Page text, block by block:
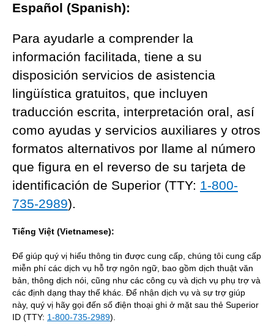
Español (Spanish):
Para ayudarle a comprender la
información facilitada, tiene a su
disposición servicios de asistencia
lingüística gratuitos, que incluyen
traducción escrita, interpretación oral, así
como ayudas y servicios auxiliares y otros
formatos alternativos por llame al número
que figura en el reverso de su tarjeta de
identificación de Superior (TTY: 1-800-
735-2989).
Tiếng Việt (Vietnamese):
Để giúp quý vị hiểu thông tin được cung cấp, chúng tôi cung cấp
miễn phí các dịch vụ hỗ trợ ngôn ngữ, bao gồm dịch thuật văn
bản, thông dịch nói, cũng như các công cụ và dịch vụ phụ trợ và
các định dạng thay thế khác. Để nhận dịch vụ và sự trợ giúp
này, quý vị hãy gọi đến số điện thoại ghi ở mặt sau thẻ Superior
ID (TTY: 1-800-735-2989).